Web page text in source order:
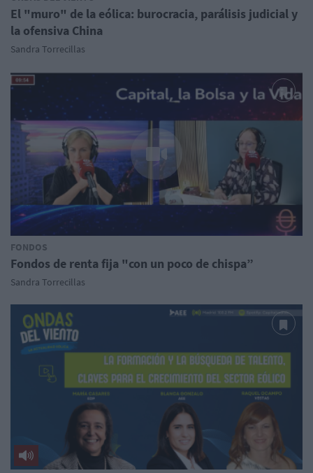
El "muro" de la eólica: burocracia, parálisis judicial y
la ofensiva China
Sandra Torrecillas
FONDOS
Fondos de renta fija "con un poco de chispa”
Sandra Torrecillas